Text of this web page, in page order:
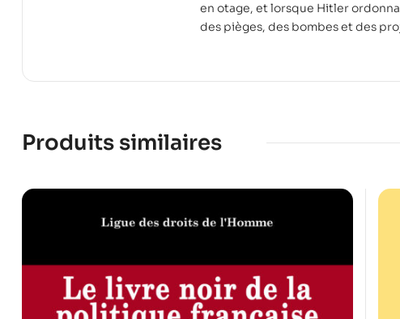
en otage, et lorsque Hitler
des pièges, des bombes et des
Produits similaires